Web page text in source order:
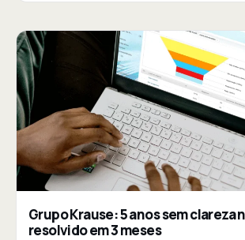
Grupo Krause: 5 anos sem clareza
resolvido em 3 meses